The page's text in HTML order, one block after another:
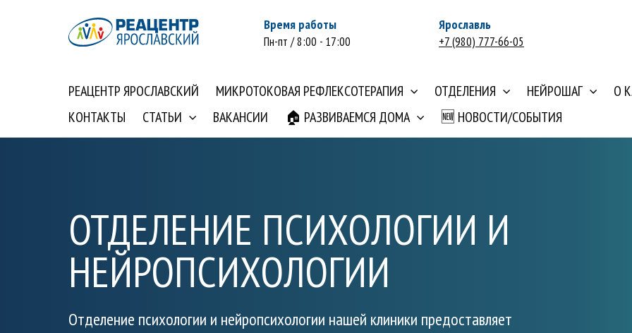
Время работы
Пн-пт / 8:00 - 17:00
Ярославль
+7 (980) 777-66-05
РЕАЦЕНТР ЯРОСЛАВСКИЙ МИКРОТОКОВАЯ РЕФЛЕКСОТЕРАПИЯ ОТДЕЛЕНИЯ НЕЙРОШАГ
О
КОНТАКТЫ
СТАТЬИ ВАКАНСИИ 🏠 РАЗВИВАЕМСЯ ДОМА 🆕 НОВОСТИ/СОБЫТИЯ
ОТДЕЛЕНИЕ ПСИХОЛОГИИ И
НЕЙРОПСИХОЛОГИИ
Отделение психологии и нейропсихологии нашей клиники предоставляет